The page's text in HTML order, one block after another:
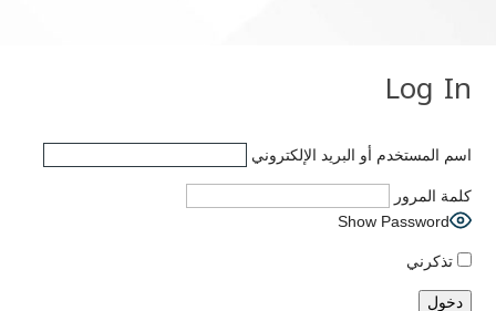
Log In
اسم المستخدم أو البريد الإلكتروني
كلمة المرور
Show Password
تذكرني